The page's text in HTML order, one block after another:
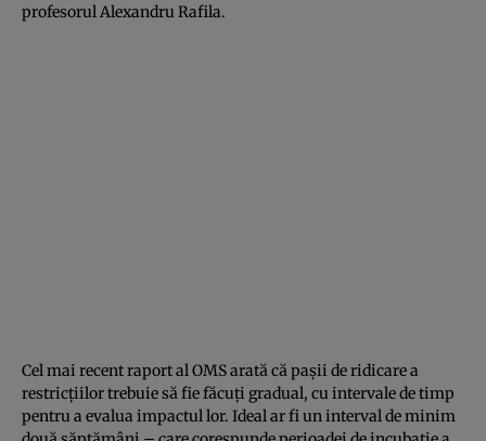
profesorul Alexandru Rafila.
Cel mai recent raport al OMS arată că paşii de ridicare a
restricţiilor trebuie să fie făcuţi gradual, cu intervale de timp
pentru a evalua impactul lor. Ideal ar fi un interval de minim